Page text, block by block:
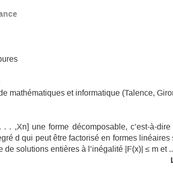
mathématiques et informatique (Talence,
. ,Xn] une forme décomposable, c’est-à-dire
d qui peut être factorisé en formes linéaires
de solutions entières à l’inégalité |F(x)| ≤ m et